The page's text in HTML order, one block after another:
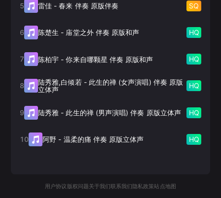
5 雷佳 -春来 伴奏 原版伴奏 SQ
6 陈楚生 - 庙堂之外 伴奏 原版和声 HQ
7 陈柏宇 -你来自哪颗星 伴奏 原版和声 HQ
8 陆秀雅,白倾若- 此生的禅 (女声演唱) 伴奏 原版
立体声
HQ
9 陆秀雅 - 此生的禅 (男声演唱) 伴奏 原版立体声 HQ
10 阿野 - 温柔的痛 伴奏 原版立体声 HQ
用户协议 版权问题关于我们联系我们 隐私政策站点地图